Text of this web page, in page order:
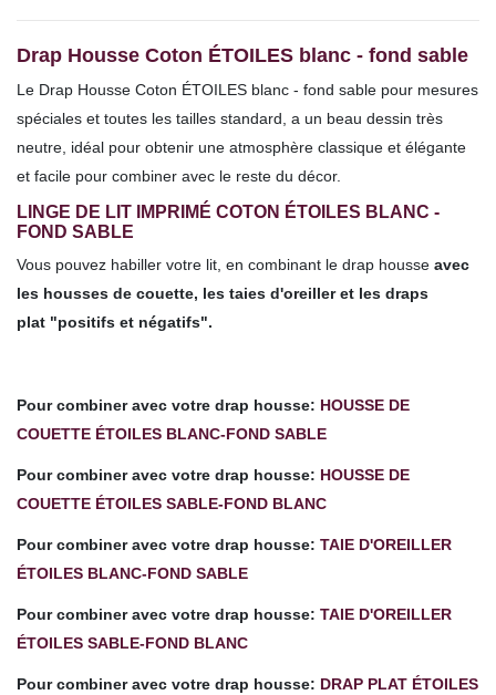
Drap Housse Coton ÉTOILES blanc - fond sable
Le Drap Housse Coton ÉTOILES blanc - fond sable pour mesures
spéciales et toutes les tailles standard, a un beau dessin très
neutre, idéal pour obtenir une atmosphère classique et élégante
et facile pour combiner avec le reste du décor.
LINGE DE LIT IMPRIMÉ COTON ÉTOILES BLANC -
FOND SABLE
Vous pouvez habiller votre lit, en combinant le drap housse avec
les housses de couette, les taies d'oreiller et les draps
plat "positifs et négatifs".
Pour combiner avec votre drap housse: HOUSSE DE
COUETTE ÉTOILES BLANC-FOND SABLE
Pour combiner avec votre drap housse: HOUSSE DE
COUETTE ÉTOILES SABLE-FOND BLANC
Pour combiner avec votre drap housse: TAIE D'OREILLER
ÉTOILES BLANC-FOND SABLE
Pour combiner avec votre drap housse: TAIE D'OREILLER
ÉTOILES SABLE-FOND BLANC
Pour combiner avec votre drap housse: DRAP PLAT ÉTOILES